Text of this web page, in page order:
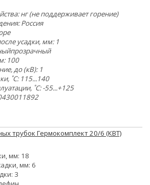
нг (не поддерживает горение)
Россия
усадки, мм: 1
прозрачный
100
до (кВ): 1
˚С: 115...140
˚С: -55...+125
трубок Гермокомплект 20/6 (КВТ)
мм: 18
мм: 6
3